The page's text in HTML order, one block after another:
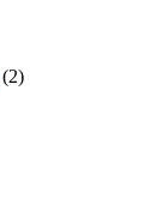
(2)